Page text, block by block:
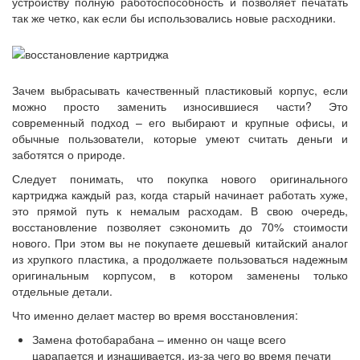
так же четко, как если бы использовались новые расходники.
Зачем выбрасывать качественный пластиковый корпус, если
можно просто заменить износившиеся части? Это
современный подход – его выбирают и крупные офисы, и
обычные пользователи, которые умеют считать деньги и
заботятся о природе.
Следует понимать, что покупка нового оригинального
картриджа каждый раз, когда старый начинает работать хуже,
это прямой путь к немалым расходам. В свою очередь,
восстановление позволяет сэкономить до 70% стоимости
нового. При этом вы не покупаете дешевый китайский аналог
из хрупкого пластика, а продолжаете пользоваться надежным
оригинальным корпусом, в котором заменены только
отдельные детали.
Что именно делает мастер во время восстановления:
Замена фотобарабана – именно он чаще всего
царапается и изнашивается, из-за чего во время печати